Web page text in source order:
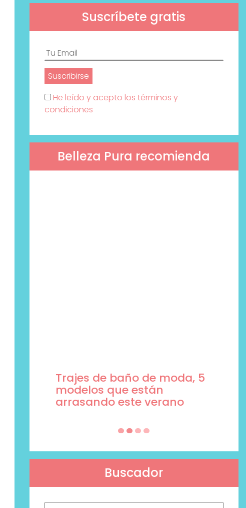
Suscríbete gratis
He leído y acepto los términos y
condiciones
Belleza Pura recomienda
Trajes de baño de moda, 5
modelos que están
arrasando este verano
Buscador